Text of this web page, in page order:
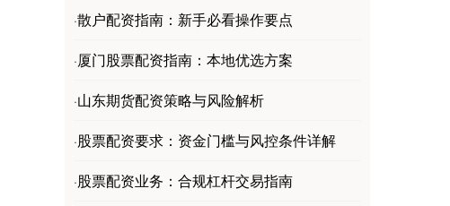
·散户配资指南：新手必看操作要点
·厦门股票配资指南：本地优选方案
·山东期货配资策略与风险解析
·股票配资要求：资金门槛与风控条件详解
·股票配资业务：合规杠杆交易指南